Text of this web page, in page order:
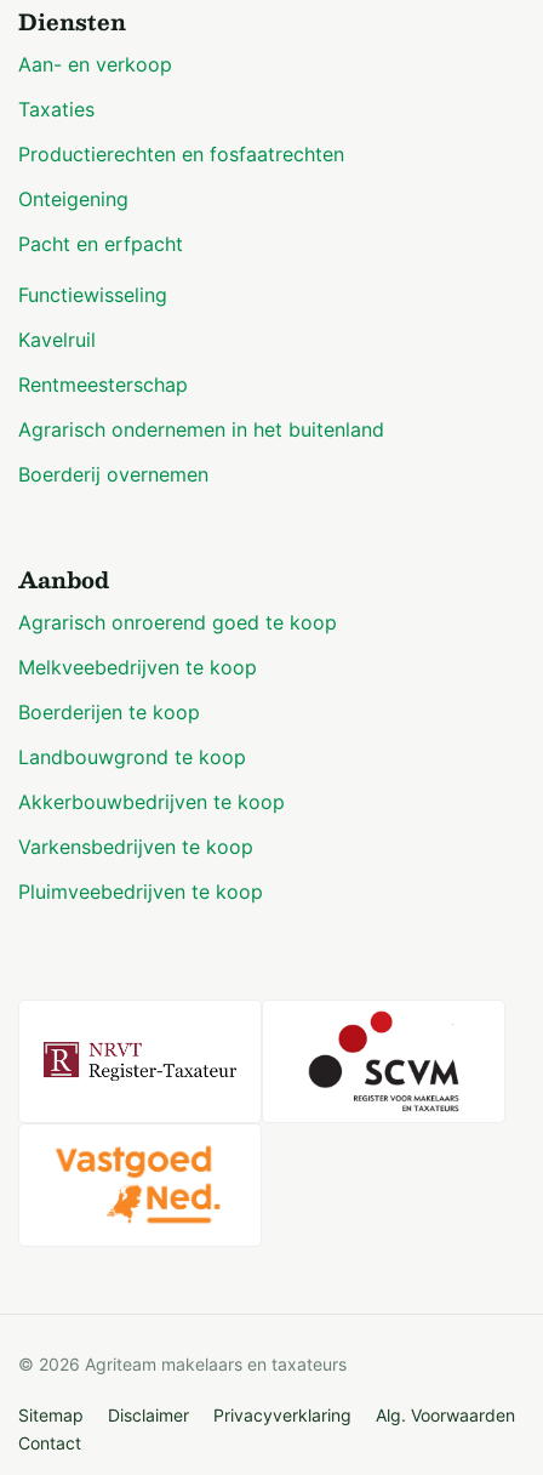
Diensten
Aan- en verkoop
Taxaties
Productierechten en fosfaatrechten
Onteigening
Pacht en erfpacht
Functiewisseling
Kavelruil
Rentmeesterschap
Agrarisch ondernemen in het buitenland
Boerderij overnemen
Aanbod
Agrarisch onroerend goed te koop
Melkveebedrijven te koop
Boerderijen te koop
Landbouwgrond te koop
Akkerbouwbedrijven te koop
Varkensbedrijven te koop
Pluimveebedrijven te koop
© 2026 Agriteam makelaars en taxateurs
Sitemap Disclaimer Privacyverklaring
Alg. Voorwaarden
Contact